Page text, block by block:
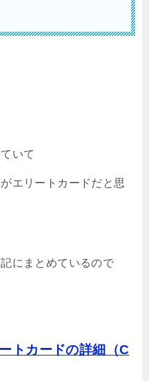
いて
エリートカードだと思
にまとめているので
カードの詳細（C